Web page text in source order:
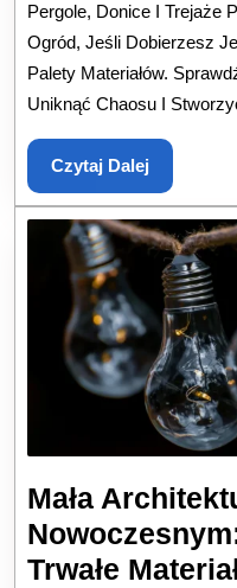
Pergole, Donice I Trejaże
Ogród, Jeśli Dobierzesz
Palety Materiałów.
Uniknąć Chaosu I
Czytaj DalejCzytaj
Dalej
Mała
Trwałe